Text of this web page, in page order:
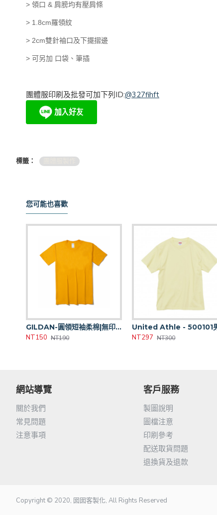
> 領口 & 肩膀均有壓肩條
> 1.8cm羅領紋
> 2cm雙針袖口及下擺摺邊
> 可另加 口袋、筆插
團體服印刷及批發可加下列ID:@327fihft
標籤：
您可能也喜歡
GILDAN-圓領短袖柔棉|無印3件/含印1件起|（尺寸不齊，下單前請洽客服）
NT150 NT190
NT297 NT300
網站導覽
關於我們
常見問題
注意事項
客戶服務
製圖說明
圖檔注意
印刷參考
配送取貨問題
退換貨及退款
Copyright © 2020, 囡囡客製化, All Rights Reserved